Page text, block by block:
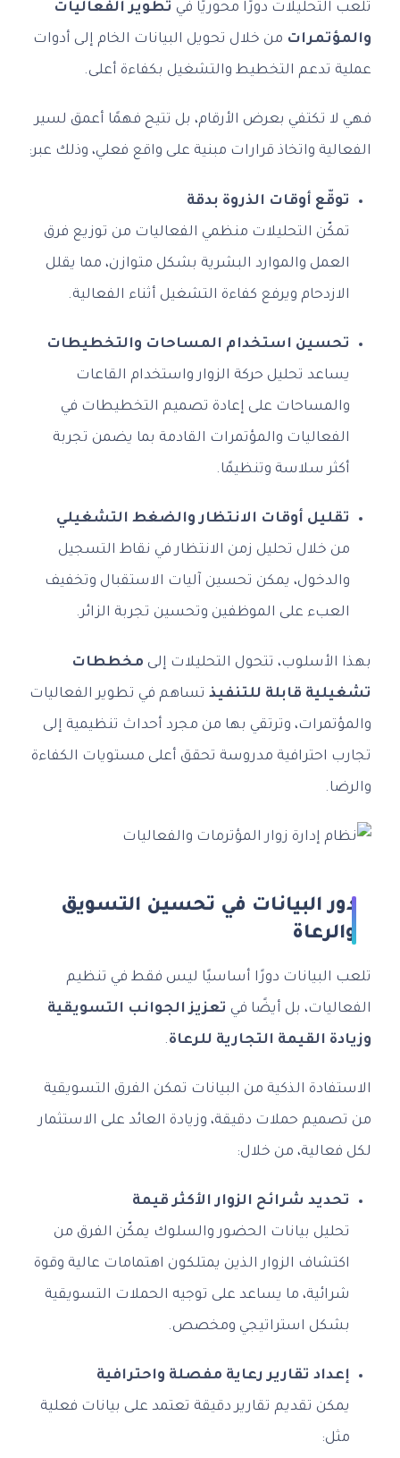
تلعب التحليلات دورًا محوريًا في تطوير الفعاليات
والمؤتمرات من خلال تحويل البيانات الخام إلى أدوات
عملية تدعم التخطيط والتشغيل بكفاءة أعلى.
فهي لا تكتفي بعرض الأرقام، بل تتيح فهمًا أعمق لسير
الفعالية واتخاذ قرارات مبنية على واقع فعلي، وذلك عبر:
توقّع أوقات الذروة بدقة
تمكّن التحليلات منظمي الفعاليات من توزيع فرق
العمل والموارد البشرية بشكل متوازن، مما يقلل
الازدحام ويرفع كفاءة التشغيل أثناء الفعالية.
تحسين استخدام المساحات والتخطيطات
يساعد تحليل حركة الزوار واستخدام القاعات
والمساحات على إعادة تصميم التخطيطات في
الفعاليات والمؤتمرات القادمة بما يضمن تجربة
أكثر سلاسة وتنظيمًا.
تقليل أوقات الانتظار والضغط التشغيلي
من خلال تحليل زمن الانتظار في نقاط التسجيل
والدخول، يمكن تحسين آليات الاستقبال وتخفيف
العبء على الموظفين وتحسين تجربة الزائر.
بهذا الأسلوب، تتحول التحليلات إلى مخططات
تشغيلية قابلة للتنفيذ تساهم في تطوير الفعاليات
والمؤتمرات، وترتقي بها من مجرد أحداث تنظيمية إلى
تجارب احترافية مدروسة تحقق أعلى مستويات الكفاءة
والرضا.
دور البيانات في تحسين التسويق
والرعاة
تلعب البيانات دورًا أساسيًا ليس فقط في تنظيم
الفعاليات، بل أيضًا في تعزيز الجوانب التسويقية
وزيادة القيمة التجارية للرعاة.
الاستفادة الذكية من البيانات تمكن الفرق التسويقية
من تصميم حملات دقيقة، وزيادة العائد على الاستثمار
لكل فعالية، من خلال:
تحديد شرائح الزوار الأكثر قيمة
تحليل بيانات الحضور والسلوك يمكّن الفرق من
اكتشاف الزوار الذين يمتلكون اهتمامات عالية وقوة
شرائية، ما يساعد على توجيه الحملات التسويقية
بشكل استراتيجي ومخصص.
إعداد تقارير رعاية مفصلة واحترافية
يمكن تقديم تقارير دقيقة تعتمد على بيانات فعلية
مثل: